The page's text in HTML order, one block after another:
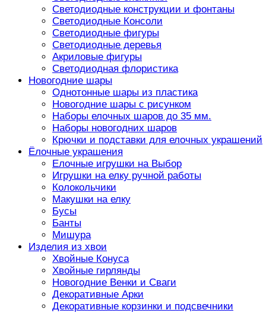
Светодиодные конструкции и фонтаны
Светодиодные Консоли
Светодиодные фигуры
Светодиодные деревья
Акриловые фигуры
Светодиодная флористика
Новогодние шары
Однотонные шары из пластика
Новогодние шары с рисунком
Наборы елочных шаров до 35 мм.
Наборы новогодних шаров
Крючки и подставки для елочных украшений
Ёлочные украшения
Елочные игрушки на Выбор
Игрушки на елку ручной работы
Колокольчики
Макушки на елку
Бусы
Банты
Мишура
Изделия из хвои
Хвойные Конуса
Хвойные гирлянды
Новогодние Венки и Сваги
Декоративные Арки
Декоративные корзинки и подсвечники